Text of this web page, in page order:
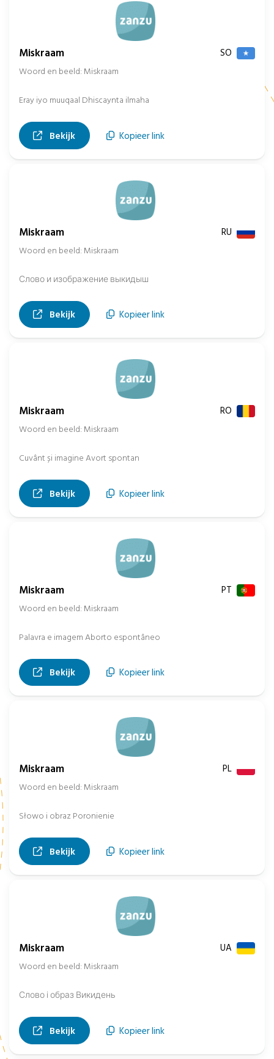
Miskraam SO
Woord en beeld: Miskraam
Eray iyo muuqaal Dhiscaynta ilmaha
Bekijk, opent in nieuw tabblad
Kopieer link
Miskraam RU
Woord en beeld: Miskraam
Слово и изображение выкидыш
Bekijk, opent in nieuw tabblad
Kopieer link
Miskraam RO
Woord en beeld: Miskraam
Cuvânt și imagine Avort spontan
Bekijk, opent in nieuw tabblad
Kopieer link
Miskraam PT
Woord en beeld: Miskraam
Palavra e imagem Aborto espontâneo
Bekijk, opent in nieuw tabblad
Kopieer link
Miskraam PL
Woord en beeld: Miskraam
Słowo i obraz Poronienie
Bekijk, opent in nieuw tabblad
Kopieer link
Miskraam UA
Woord en beeld: Miskraam
Слово і образ Викидень
Bekijk, opent in nieuw tabblad
Kopieer link